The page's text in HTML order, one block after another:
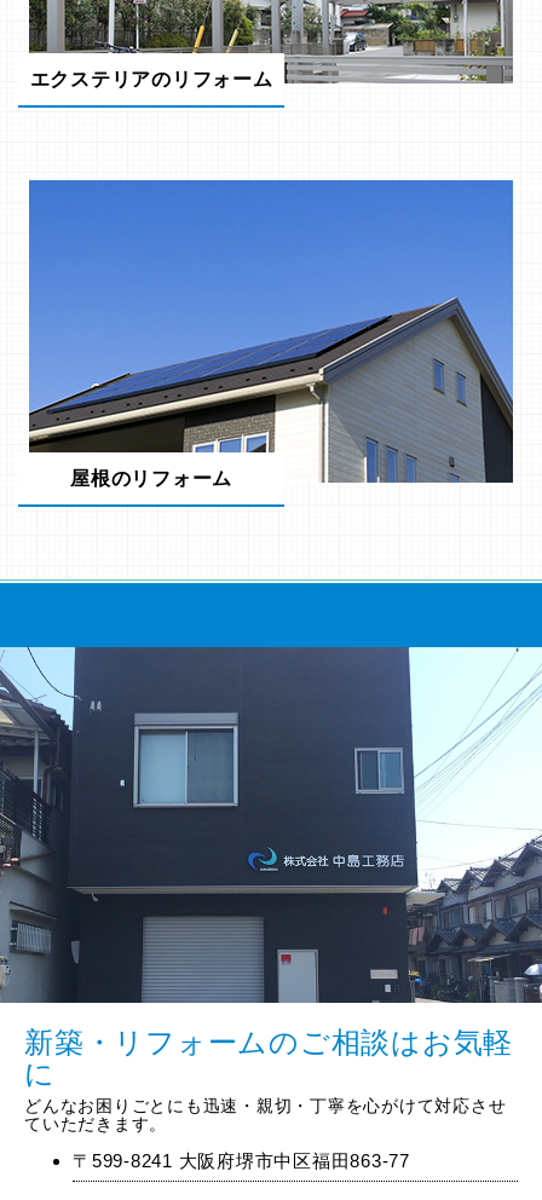
エクステリアのリフォーム
屋根のリフォーム
新築・リフォームのご相談はお気軽
に
どんなお困りごとにも迅速・親切・丁寧を心がけて対応させ
ていただきます。
〒599-8241 大阪府堺市中区福田863-77